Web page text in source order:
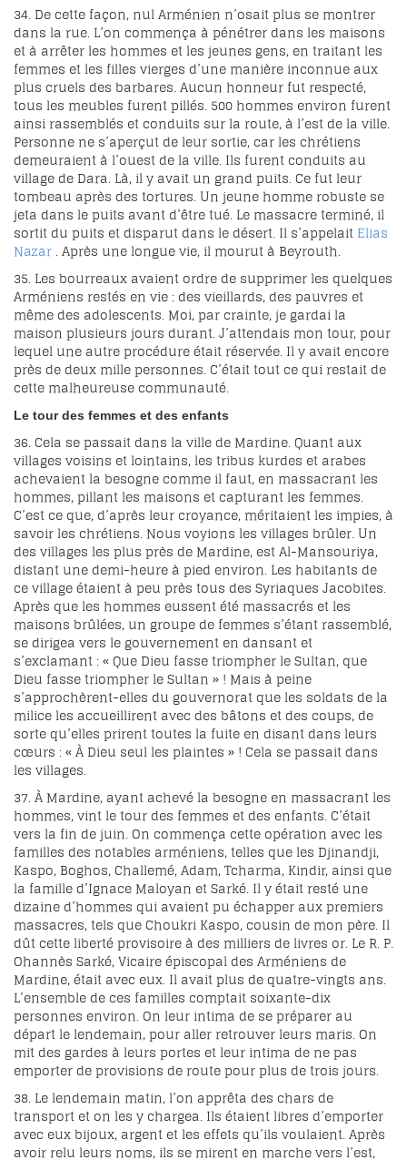
34. De cette façon, nul Arménien n’osait plus se montrer
dans la rue. L’on commença à pénétrer dans les maisons
et à arrêter les hommes et les jeunes gens, en traitant les
femmes et les filles vierges d’une manière inconnue aux
plus cruels des barbares. Aucun honneur fut respecté,
tous les meubles furent pillés. 500 hommes environ furent
ainsi rassemblés et conduits sur la route, à l’est de la ville.
Personne ne s’aperçut de leur sortie, car les chrétiens
demeuraient à l’ouest de la ville. Ils furent conduits au
village de Dara. Là, il y avait un grand puits. Ce fut leur
tombeau après des tortures. Un jeune homme robuste se
jeta dans le puits avant d’être tué. Le massacre terminé, il
sortit du puits et disparut dans le désert. Il s’appelaitElias
Nazar. Après une longue vie, il mourut à Beyrouth.
35. Les bourreaux avaient ordre de supprimer les quelques
Arméniens restés en vie : des vieillards, des pauvres et
même des adolescents. Moi, par crainte, je gardai la
maison plusieurs jours durant. J’attendais mon tour, pour
lequel une autre procédure était réservée. Il y avait encore
près de deux mille personnes. C’était tout ce qui restait de
cette malheureuse communauté.
Le tour des femmes et des enfants
36. Cela se passait dans la ville de Mardine. Quant aux
villages voisins et lointains, les tribus kurdes et arabes
achevaient la besogne comme il faut, en massacrant les
hommes, pillant les maisons et capturant les femmes.
C’est ce que, d’après leur croyance, méritaient les impies, à
savoir les chrétiens. Nous voyions les villages brûler. Un
des villages les plus près de Mardine, est Al-Mansouriya,
distant une demi-heure à pied environ. Les habitants de
ce village étaient à peu près tous des Syriaques Jacobites.
Après que les hommes eussent été massacrés et les
maisons brûlées, un groupe de femmes s’étant rassemblé,
se dirigea vers le gouvernement en dansant et
s’exclamant : « Que Dieu fasse triompher le Sultan, que
Dieu fasse triompher le Sultan » ! Mais à peine
s’approchèrent-elles du gouvernorat que les soldats de la
milice les accueillirent avec des bâtons et des coups, de
sorte qu’elles prirent toutes la fuite en disant dans leurs
cœurs : « À Dieu seul les plaintes » ! Cela se passait dans
les villages.
37. À Mardine, ayant achevé la besogne en massacrant les
hommes, vint le tour des femmes et des enfants. C’était
vers la fin de juin. On commença cette opération avec les
familles des notables arméniens, telles que les Djinandji,
Kaspo, Boghos, Challemé, Adam, Tcharma, Kindir, ainsi que
la famille d’Ignace Maloyan et Sarké. Il y était resté une
dizaine d’hommes qui avaient pu échapper aux premiers
massacres, tels que Choukri Kaspo, cousin de mon père. Il
dût cette liberté provisoire à des milliers de livres or. Le R. P.
Ohannès Sarké, Vicaire épiscopal des Arméniens de
Mardine, était avec eux. Il avait plus de quatre-vingts ans.
L’ensemble de ces familles comptait soixante-dix
personnes environ. On leur intima de se préparer au
départ le lendemain, pour aller retrouver leurs maris. On
mit des gardes à leurs portes et leur intima de ne pas
emporter de provisions de route pour plus de trois jours.
38. Le lendemain matin, l’on apprêta des chars de
transport et on les y chargea. Ils étaient libres d’emporter
avec eux bijoux, argent et les effets qu’ils voulaient. Après
avoir relu leurs noms, ils se mirent en marche vers l’est,